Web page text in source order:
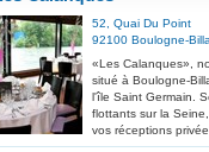
52, Quai Du Point
92100 Boulogne-
«Les Calanques»,
situé à Boulogne-
l'île Saint Germain.
flottants sur la
vos réceptions